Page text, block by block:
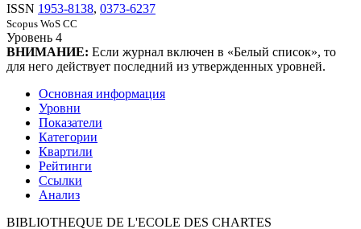
ISSN 1953-8138, 0373-6237
Scopus WoS CC
Уровень 4
ВНИМАНИЕ: Если журнал включен в «Белый список», то
для него действует последний из утвержденных уровней.
Основная информация
Уровни
Показатели
Категории
Квартили
Рейтинги
Ссылки
Анализ
BIBLIOTHEQUE DE L'ECOLE DES CHARTES